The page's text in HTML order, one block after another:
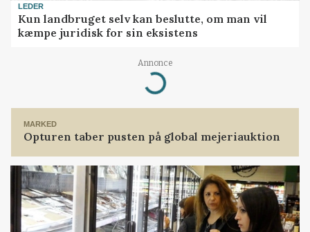
LEDER
Kun landbruget selv kan beslutte, om man vil
kæmpe juridisk for sin eksistens
Annonce
Loading...
MARKED
Opturen taber pusten på global mejeriauktion